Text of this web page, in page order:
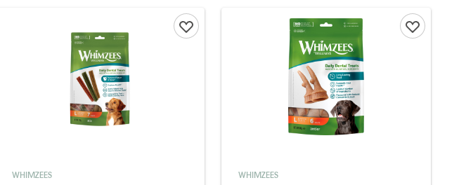
WHIMZEES WHIMZEES